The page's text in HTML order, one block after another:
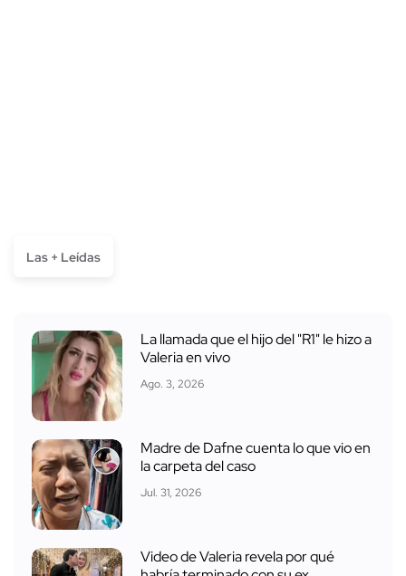
Las + Leídas
La llamada que el hijo del "R1" le hizo a
Valeria en vivo
Ago. 3, 2026
Madre de Dafne cuenta lo que vio en
la carpeta del caso
Jul. 31, 2026
Video de Valeria revela por qué